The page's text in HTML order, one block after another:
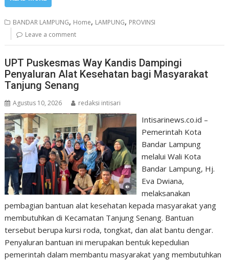
BANDAR LAMPUNG, Home, LAMPUNG, PROVINSI
Leave a comment
UPT Puskesmas Way Kandis Dampingi
Penyaluran Alat Kesehatan bagi Masyarakat
Tanjung Senang
Agustus 10, 2026 redaksi intisari
Intisarinews.co.id –
Pemerintah Kota
Bandar Lampung
melalui Wali Kota
Bandar Lampung, Hj.
Eva Dwiana,
melaksanakan
pembagian bantuan alat kesehatan kepada masyarakat yang
membutuhkan di Kecamatan Tanjung Senang. Bantuan
tersebut berupa kursi roda, tongkat, dan alat bantu dengar.
Penyaluran bantuan ini merupakan bentuk kepedulian
pemerintah dalam membantu masyarakat yang membutuhkan